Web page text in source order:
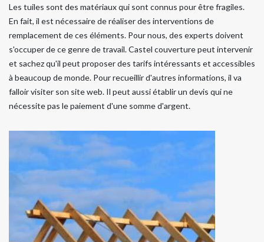
Les tuiles sont des matériaux qui sont connus pour être fragiles.
En fait, il est nécessaire de réaliser des interventions de
remplacement de ces éléments. Pour nous, des experts doivent
s'occuper de ce genre de travail. Castel couverture peut intervenir
et sachez qu'il peut proposer des tarifs intéressants et accessibles
à beaucoup de monde. Pour recueillir d'autres informations, il va
falloir visiter son site web. Il peut aussi établir un devis qui ne
nécessite pas le paiement d'une somme d'argent.